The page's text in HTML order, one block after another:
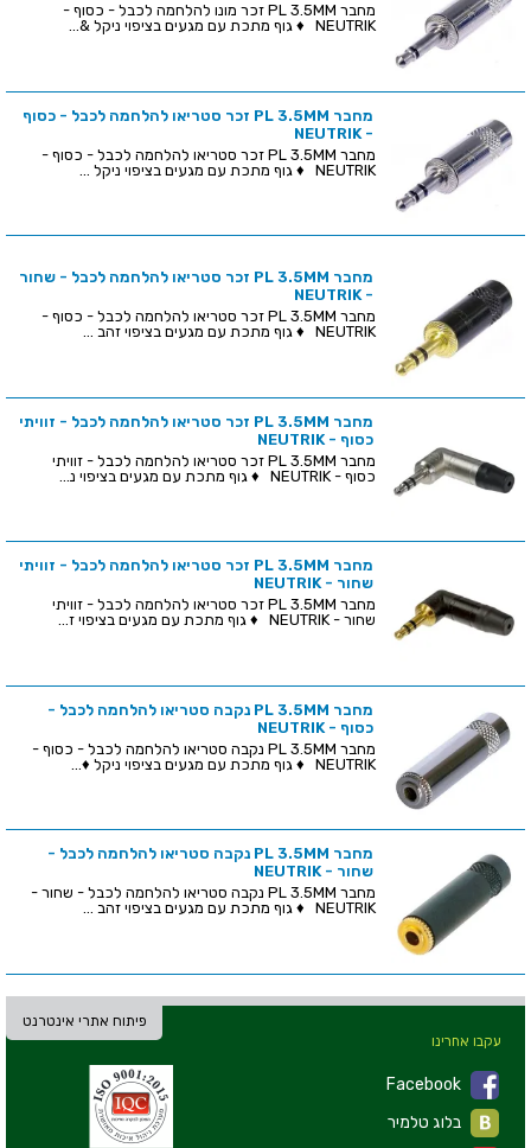
מחבר PL 3.5MM זכר מונו להלחמה לכבל - כסוף -
NEUTRIK ♦ גוף מתכת עם מגעים בציפוי ניקל &...
מחבר PL 3.5MM זכר סטריאו להלחמה לכבל - כסוף
- NEUTRIK
מחבר PL 3.5MM זכר סטריאו להלחמה לכבל - כסוף -
NEUTRIK ♦ גוף מתכת עם מגעים בציפוי ניקל ...
מחבר PL 3.5MM זכר סטריאו להלחמה לכבל - שחור
- NEUTRIK
מחבר PL 3.5MM זכר סטריאו להלחמה לכבל - כסוף -
NEUTRIK ♦ גוף מתכת עם מגעים בציפוי זהב ...
מחבר PL 3.5MM זכר סטריאו להלחמה לכבל - זוויתי
כסוף - NEUTRIK
מחבר PL 3.5MM זכר סטריאו להלחמה לכבל - זוויתי
כסוף - NEUTRIK ♦ גוף מתכת עם מגעים בציפוי נ...
מחבר PL 3.5MM זכר סטריאו להלחמה לכבל - זוויתי
שחור - NEUTRIK
מחבר PL 3.5MM זכר סטריאו להלחמה לכבל - זוויתי
שחור - NEUTRIK ♦ גוף מתכת עם מגעים בציפוי ז...
מחבר PL 3.5MM נקבה סטריאו להלחמה לכבל -
כסוף - NEUTRIK
מחבר PL 3.5MM נקבה סטריאו להלחמה לכבל - כסוף -
NEUTRIK ♦ גוף מתכת עם מגעים בציפוי ניקל ♦...
מחבר PL 3.5MM נקבה סטריאו להלחמה לכבל -
שחור - NEUTRIK
מחבר PL 3.5MM נקבה סטריאו להלחמה לכבל - שחור -
NEUTRIK ♦ גוף מתכת עם מגעים בציפוי זהב ...
פיתוח אתרי אינטרנט
עקבו אחרינו
Facebook